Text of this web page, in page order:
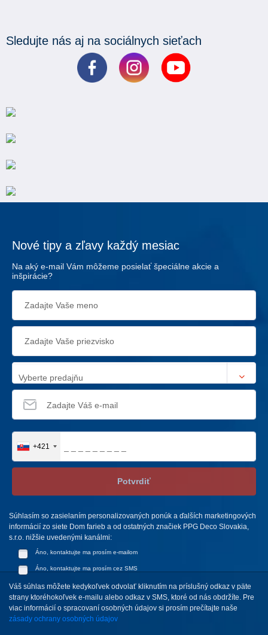
Sledujte nás aj na sociálnych sieťach
Nové tipy a zľavy každý mesiac
Na aký e-mail Vám môžeme posielať špeciálne akcie a
inšpirácie?
Vyberte predajňu
+421
Potvrdiť
Súhlasím so zasielaním personalizovaných ponúk a ďalších marketingových
informácií zo siete Dom farieb a od ostatných značiek PPG Deco Slovakia,
s.r.o. nižšie uvedenými kanálmi:
Áno, kontaktujte ma prosím e-mailom
Áno, kontaktujte ma prosím cez SMS
Váš súhlas môžete kedykoľvek odvolať kliknutím na príslušný odkaz v päte
strany ktoréhokoľvek e-mailu alebo odkaz v SMS, ktoré od nás obdržíte. Pre
viac informácií o spracovaní osobných údajov si prosím prečítajte naše
zásady ochrany osobných údajov